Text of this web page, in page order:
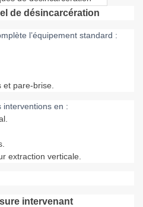
de désincarcération
l’équipement standard :
pare-brise.
interventions en :
extraction verticale.
intervenant